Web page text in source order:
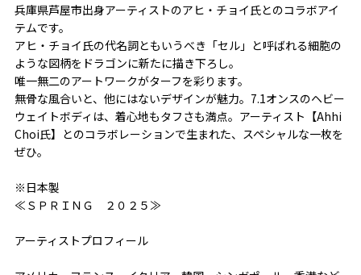
兵庫県芦屋市出身アーティストのアヒ・チョイ氏とのコラボアイ
テムです。
アヒ・チョイ氏の代名詞ともいうべき「セル」と呼ばれる細胞の
ような図柄をドラゴンに新たに描き下ろし。
唯一無二のアートワークがターフを彩ります。
無骨な風合いと、他にはないデザインが魅力。7.1オンスのヘビー
ウェイトボディは、着心地もタフさも満点。アーティスト【Ahhi
Choi氏】とのコラボレーションで生まれた、スペシャルな一枚を
ぜひ。
※日本製
≪ＳＰＲＩＮＧ ２０２５≫
アーティストプロフィール